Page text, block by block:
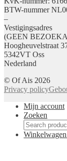
BTW-nummer
–
Vestigingsadres
(GEEN
Hoogheuvelstraat
5342VT Oss
Nederland
© Of Ais 2026
Privacy policy
Mijn account
Zoeken
Zoeken
voor:
Winkelwagen